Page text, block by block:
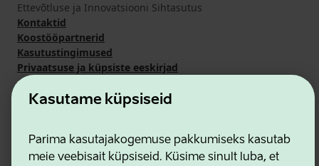
Kasutame küpsiseid
Parima kasutajakogemuse pakkumiseks kasutab
meie veebisait küpsiseid. Küsime sinult luba, et
Ettevõtluse ja Innovatsiooni Sihtasutus
Kontaktid
Koostööpartnerid
Kasutustingimused
Privaatsuse ja küpsiste eeskirjad